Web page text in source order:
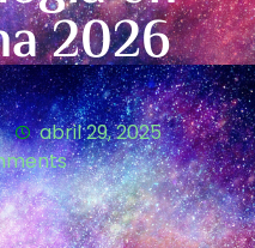
2026
abril 29, 2025